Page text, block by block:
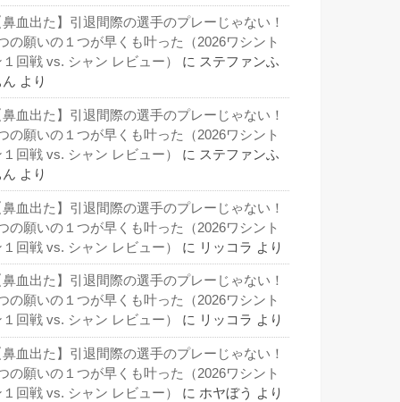
鼻血出た】引退間際の選手のプレーじゃない！
の願いの１つが早くも叶った（2026ワシント
回戦 vs. シャン レビュー）
に ステファンふ
より
鼻血出た】引退間際の選手のプレーじゃない！
の願いの１つが早くも叶った（2026ワシント
回戦 vs. シャン レビュー）
に ステファンふ
より
鼻血出た】引退間際の選手のプレーじゃない！
の願いの１つが早くも叶った（2026ワシント
回戦 vs. シャン レビュー）
に リッコラ より
鼻血出た】引退間際の選手のプレーじゃない！
の願いの１つが早くも叶った（2026ワシント
回戦 vs. シャン レビュー）
に リッコラ より
鼻血出た】引退間際の選手のプレーじゃない！
の願いの１つが早くも叶った（2026ワシント
回戦 vs. シャン レビュー）
に ホヤぼう より